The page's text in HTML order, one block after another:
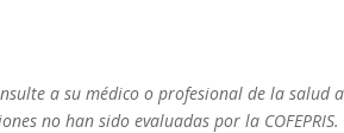
a su médico o profesional de la salud
no han sido evaluadas por la